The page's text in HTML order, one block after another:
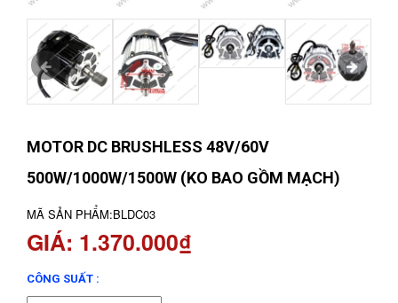
MOTOR DC BRUSHLESS 48V/60V
500W/1000W/1500W (KO BAO GỒM MẠCH)
MÃ SẢN PHẨM:BLDC03
GIÁ: 1.370.000₫
CÔNG SUẤT :